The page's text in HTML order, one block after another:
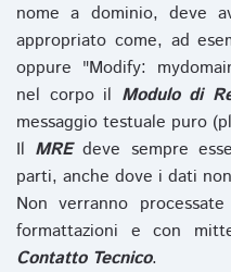
nome a dominio, deve
appropriato come, ad
oppure "Modify:
nel corpo il Modulo di
messaggio testuale puro
Il MREdeve sempre
parti, anche dove i dati
Non verranno
formattazioni e con
Contatto Tecnico.